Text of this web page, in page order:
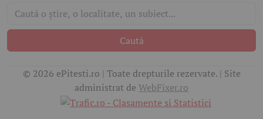
Caută
© 2026 ePitesti.ro | Toate drepturile rezervate. | Site
administrat de WebFixer.ro